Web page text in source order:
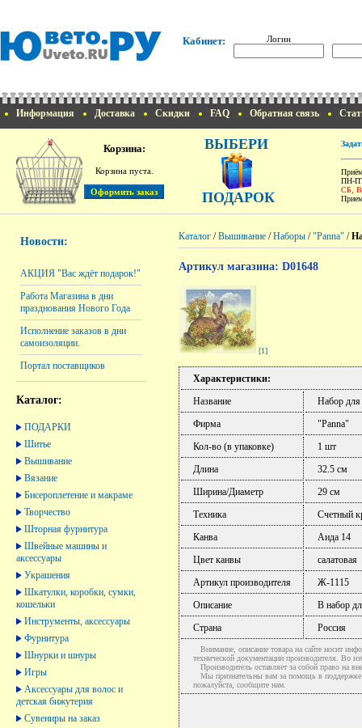
Кабинет: Логин
Информация Доставка Скидки FAQ Обратная связь
Корзина:
Корзина пуста.
ВЫБЕРИ
ПОДАРОК
ПН-
СБ,
Новости:
АКЦИЯ "Вас ждёт подарок!"
Работа Магазина в дни
празднования Нового Года
Исполнение заказов в дни
самоизоляции.
Портал поставщиков
Каталог:
ПОДАРКИ
Шитье
Вышивание
Вязание
Бисероплетение и макраме
Творчество
Шторная фурнитура
Швейные машины и
аксессуары
Украшения
Шкатулки, коробки, сумки,
кошельки
Инструменты, аксессуары
Фурнитура
Шнурки и шнуры
Игры
Аксессуары для волос и
детская бижутерия
Сувениры на заказ
Каталог /Вышивание /Наборы /"Panna" /
Артикул магазина: D01648
[1]
Характеристики:
Название
Набор
Фирма
"Panna"
Кол-во (в упаковке)
1 шт
Длина
32.5 см
Ширина/Диаметр
29 см
Техника
Счетный
Канва
Аида 14
Цвет канвы
салатовая
Артикул производителя
Ж-1115
Описание
В набор
Страна
Россия
Внимание, описание товара на сайте носит
технической документации производителя. Во
Производитель оставляет за собой право на
Мы признательны вам за помощь в поддержке
пожалуйста, сообщите нам.